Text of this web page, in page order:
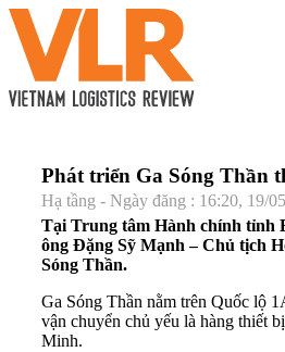
Phát triển Ga Sóng Thần
Hạ tầng - Ngày đăng : 16:20, 19/
Tại Trung tâm Hành chính tỉnh
ông Đặng Sỹ Mạnh – Chủ tịch
Sóng Thần.
Ga Sóng Thần nằm trên Quốc lộ
vận chuyển chủ yếu là hàng thiết
Minh.